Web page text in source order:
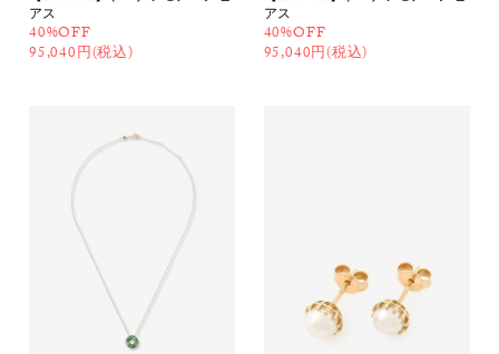
アス
40%OFF
95,040円(税込)
アス
40%OFF
95,040円(税込)